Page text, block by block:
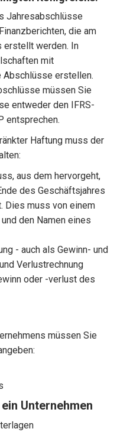
Jahresabschlüsse
die am
erstellt werden. In
mit
erstellen.
müssen Sie
entweder den IFRS-
entsprechen.
Haftung muss der
aus dem hervorgeht,
des Geschäftsjahres
Dies muss von einem
den Namen eines
- auch als Gewinn- und
Verlustrechnung
oder -verlust des
müssen Sie
Unternehmen